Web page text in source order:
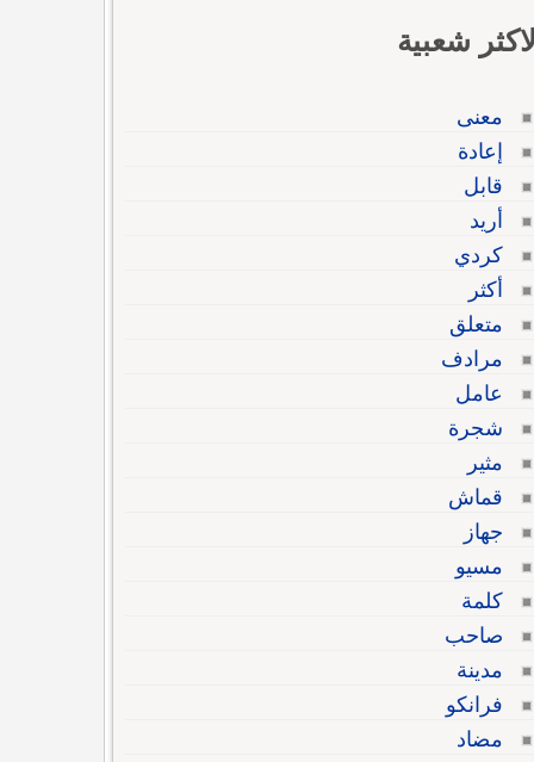
الاكثر شعبية
معنى
إعادة
قابل
أريد
كردي
أكثر
متعلق
مرادف
عامل
شجرة
مثير
قماش
جهاز
مسيو
كلمة
صاحب
مدينة
فرانكو
مضاد